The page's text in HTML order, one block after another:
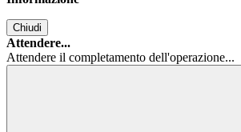
Chiudi
Attendere...
Attendere il completamento dell'operazione...